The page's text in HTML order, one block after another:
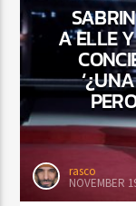
A ELLE
rasco
NOVEMBER